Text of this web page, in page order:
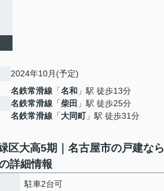
2024年10月(予定)
名鉄常滑線 「名和 」駅 徒歩13分
名鉄常滑線 「柴田 」駅 徒歩25分
名鉄常滑線 「大同町」駅 徒歩31分
区大高5期｜名古屋市の戸建な
詳細情報
駐車2台可